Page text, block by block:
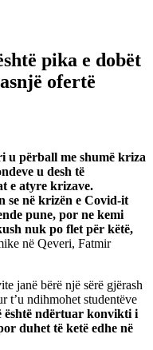
pika e dobët
ofertë
u përball me shumë kriza
u desh të
e atyre krizave.
se në krizën e Covid-it
pune, por ne kemi
nuk po flet për këtë,
në Qeveri, Fatmir
janë bërë një sërë gjërash
t’u ndihmohet studentëve
është ndërtuar konvikti i
duhet të ketë edhe në